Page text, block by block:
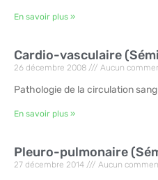
En savoir plus »
Cardio-vasculaire
26 décembre 2008 Aucun
Pathologie de la circulation
En savoir plus »
Pleuro-pulmonaire
27 décembre 2014 Aucun